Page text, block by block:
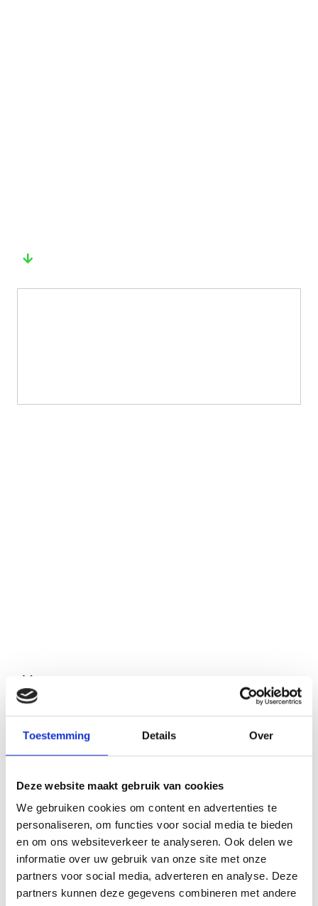
Toestemming Details Over
Deze website maakt gebruik van cookies
We gebruiken cookies om content en advertenties te
personaliseren, om functies voor social media te bieden
en om ons websiteverkeer te analyseren. Ook delen we
informatie over uw gebruik van onze site met onze
partners voor social media, adverteren en analyse. Deze
partners kunnen deze gegevens combineren met andere